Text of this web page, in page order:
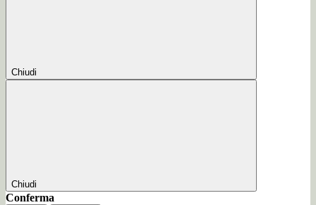
Chiudi
Chiudi
Conferma